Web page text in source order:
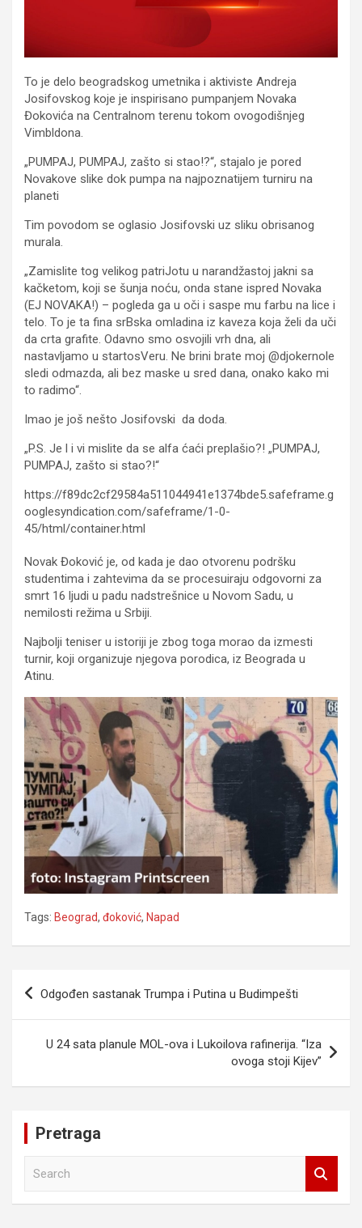
To je delo beogradskog umetnika i aktiviste Andreja
Josifovskog koje je inspirisano pumpanjem Novaka
Đokovića na Centralnom terenu tokom ovogodišnjeg
Vimbldona.
„PUMPAJ, PUMPAJ, zašto si stao!?“, stajalo je pored
Novakove slike dok pumpa na najpoznatijem turniru na
planeti
Tim povodom se oglasio Josifovski uz sliku obrisanog
murala.
„Zamislite tog velikog patriJotu u narandžastoj jakni sa
kačketom, koji se šunja noću, onda stane ispred Novaka
(EJ NOVAKA!) – pogleda ga u oči i saspe mu farbu na lice i
telo. To je ta fina srBska omladina iz kaveza koja želi da uči
da crta grafite. Odavno smo osvojili vrh dna, ali
nastavljamo u startosVeru. Ne brini brate moj @djokernole
sledi odmazda, ali bez maske u sred dana, onako kako mi
to radimo“.
Imao je još nešto Josifovski da doda.
„P.S. Je l i vi mislite da se alfa ćaći preplašio?! „PUMPAJ,
PUMPAJ, zašto si stao?!“
https://f89dc2cf29584a511044941e1374bde5.safeframe.g
ooglesyndication.com/safeframe/1-0-
45/html/container.html
Novak Đoković je, od kada je dao otvorenu podršku
studentima i zahtevima da se procesuiraju odgovorni za
smrt 16 ljudi u padu nadstrešnice u Novom Sadu, u
nemilosti režima u Srbiji.
Najbolji teniser u istoriji je zbog toga morao da izmesti
turnir, koji organizuje njegova porodica, iz Beograda u
Atinu.
Tags: Beograd, đoković, Napad
Navigacija
članaka
Odgođen sastanak Trumpa i Putina u Budimpešti
U 24 sata planule MOL-ova i Lukoilova rafinerija. “Iza
ovoga stoji Kijev”
Pretraga